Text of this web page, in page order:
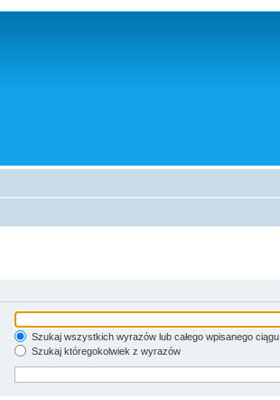
Szukaj wszystkich wyrazów lub całego wpisanego ciągu
Szukaj któregokolwiek z wyrazów